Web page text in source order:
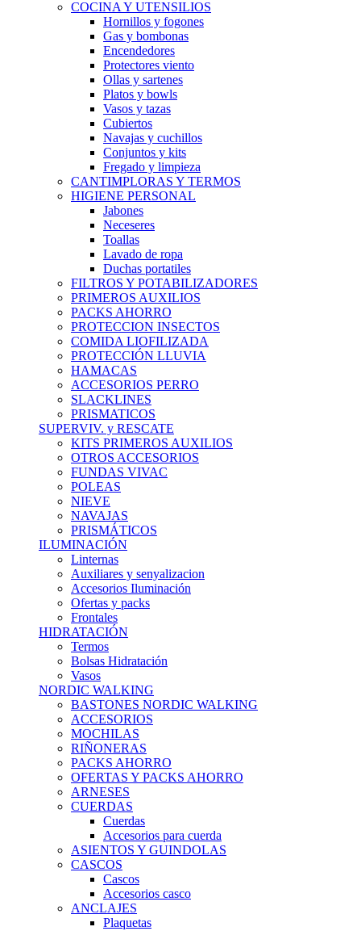
COCINA Y UTENSILIOS
Hornillos y fogones
Gas y bombonas
Encendedores
Protectores viento
Ollas y sartenes
Platos y bowls
Vasos y tazas
Cubiertos
Navajas y cuchillos
Conjuntos y kits
Fregado y limpieza
CANTIMPLORAS Y TERMOS
HIGIENE PERSONAL
Jabones
Neceseres
Toallas
Lavado de ropa
Duchas portatiles
FILTROS Y POTABILIZADORES
PRIMEROS AUXILIOS
PACKS AHORRO
PROTECCION INSECTOS
COMIDA LIOFILIZADA
PROTECCIÓN LLUVIA
HAMACAS
ACCESORIOS PERRO
SLACKLINES
PRISMATICOS
SUPERVIV. y RESCATE
KITS PRIMEROS AUXILIOS
OTROS ACCESORIOS
FUNDAS VIVAC
POLEAS
NIEVE
NAVAJAS
PRISMÁTICOS
ILUMINACIÓN
Linternas
Auxiliares y senyalizacion
Accesorios Iluminación
Ofertas y packs
Frontales
HIDRATACIÓN
Termos
Bolsas Hidratación
Vasos
NORDIC WALKING
BASTONES NORDIC WALKING
ACCESORIOS
MOCHILAS
RIÑONERAS
PACKS AHORRO
OFERTAS Y PACKS AHORRO
ARNESES
CUERDAS
Cuerdas
Accesorios para cuerda
ASIENTOS Y GUINDOLAS
CASCOS
Cascos
Accesorios casco
ANCLAJES
Plaquetas